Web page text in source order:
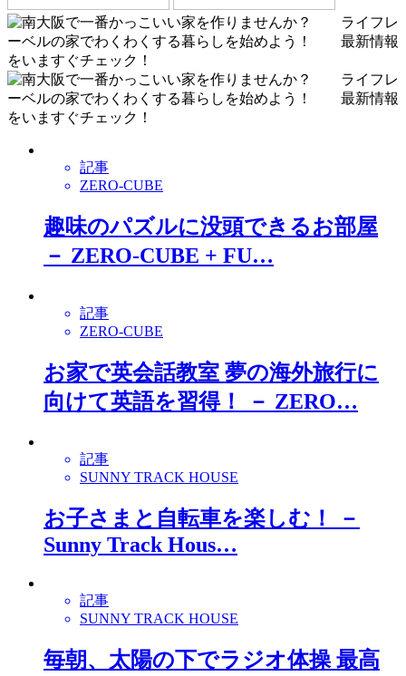
記事
ZERO-CUBE
趣味のパズルに没頭できるお部屋
－ ZERO-CUBE + FU…
記事
ZERO-CUBE
お家で英会話教室 夢の海外旅行に
向けて英語を習得！ － ZERO…
記事
SUNNY TRACK HOUSE
お子さまと自転車を楽しむ！ －
Sunny Track Hous…
記事
SUNNY TRACK HOUSE
毎朝、太陽の下でラジオ体操 最高